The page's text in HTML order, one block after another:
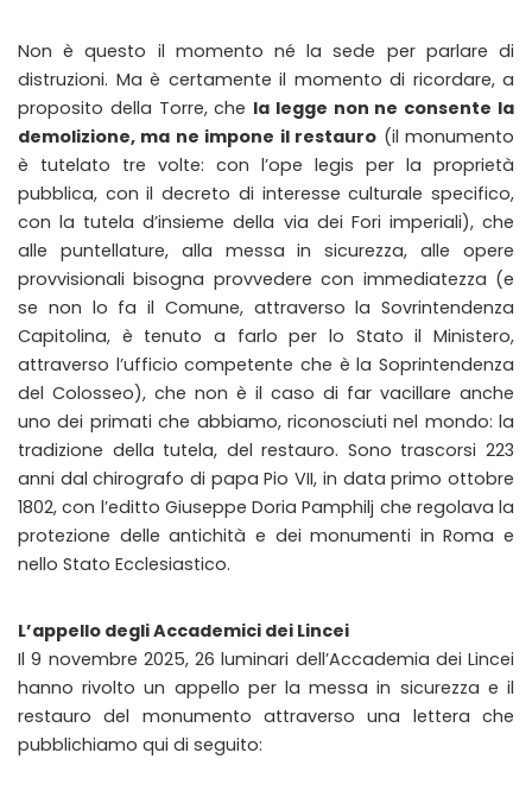
Non è questo il momento né la sede per parlare di
distruzioni. Ma è certamente il momento di ricordare, a
proposito della Torre, che la legge non ne consente la
demolizione, ma ne impone il restauro (il monumento
è tutelato tre volte: con l’ope legis per la proprietà
pubblica, con il decreto di interesse culturale specifico,
con la tutela d’insieme della via dei Fori imperiali), che
alle puntellature, alla messa in sicurezza, alle opere
provvisionali bisogna provvedere con immediatezza (e
se non lo fa il Comune, attraverso la Sovrintendenza
Capitolina, è tenuto a farlo per lo Stato il Ministero,
attraverso l’ufficio competente che è la Soprintendenza
del Colosseo), che non è il caso di far vacillare anche
uno dei primati che abbiamo, riconosciuti nel mondo: la
tradizione della tutela, del restauro. Sono trascorsi 223
anni dal chirografo di papa Pio VII, in data primo ottobre
1802, con l’editto Giuseppe Doria Pamphilj che regolava la
protezione delle antichità e dei monumenti in Roma e
nello Stato Ecclesiastico.
L’appello degli Accademici dei Lincei
Il 9 novembre 2025, 26 luminari dell’Accademia dei Lincei
hanno rivolto un appello per la messa in sicurezza e il
restauro del monumento attraverso una lettera che
pubblichiamo qui di seguito: